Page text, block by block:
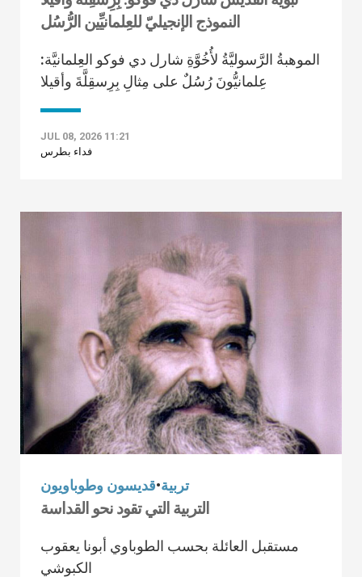
النموذج الإنجيليّ للعِلمانيِّين الرُّسُل
الموهبةُ الرَّسوليَّةُ لأُخُوَّةِ شارل دي فوكو العِلمانيَّة:
عِلمانيُّونَ رُسُلٌ على مِثالِ بِرِسقِلَّةَ وأقيلا
JUL 08, 2026 11:21
فداء بطرس
تربية•قديسون وطوباويون
التربية التي تقود نحو القداسة
مستقبل العائلة بحسب الطوباوي أبونا يعقوب
الكبوشي